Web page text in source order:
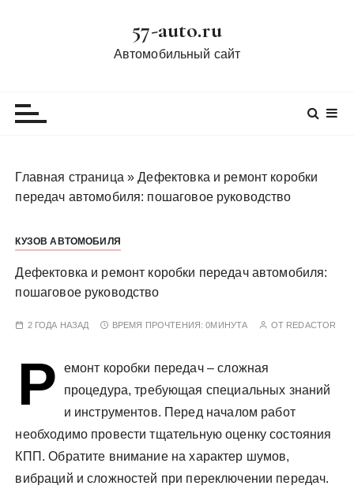
57-auto.ru
Автомобильный сайт
Главная страница »Дефектовка и ремонт коробки
передач автомобиля: пошаговое руководство
КУЗОВ АВТОМОБИЛЯ
Дефектовка и ремонт коробки передач автомобиля:
пошаговое руководство
2 ГОДА НАЗАД ВРЕМЯ ПРОЧТЕНИЯ:0МИНУТА ОТ REDACTOR
Р
емонт коробки передач – сложная
процедура, требующая специальных знаний
и инструментов. Перед началом работ
необходимо провести тщательную оценку состояния
КПП. Обратите внимание на характер шумов,
вибраций и сложностей при переключении передач.